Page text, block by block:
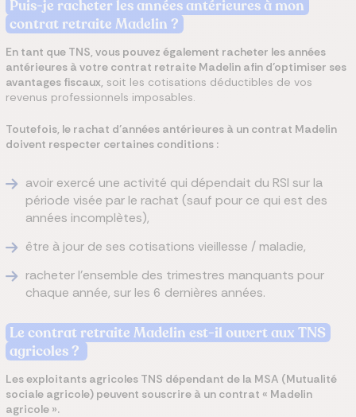
Puis-je racheter les années antérieures à mon
contrat retraite Madelin ?
En tant que TNS, vous pouvez également racheter les années
antérieures à votre contrat retraite Madelin afin d’optimiser ses
avantages fiscaux, soit les cotisations déductibles de vos
revenus professionnels imposables.
Toutefois, le rachat d’années antérieures à un contrat Madelin
doivent respecter certaines conditions :
avoir exercé une activité qui dépendait du RSI sur la
période visée par le rachat (sauf pour ce qui est des
années incomplètes),
être à jour de ses cotisations vieillesse / maladie,
racheter l’ensemble des trimestres manquants pour
chaque année, sur les 6 dernières années.
Le contrat retraite Madelin est-il ouvert aux TNS
agricoles ?
Les exploitants agricoles TNS dépendant de la MSA (Mutualité
sociale agricole) peuvent souscrire à un contrat « Madelin
agricole ».